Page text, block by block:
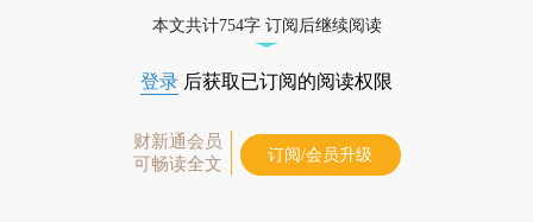
本文共计754字 订阅后继续阅读
登录 后获取已订阅的阅读权限
财新通会员
可畅读全文
订阅/会员升级